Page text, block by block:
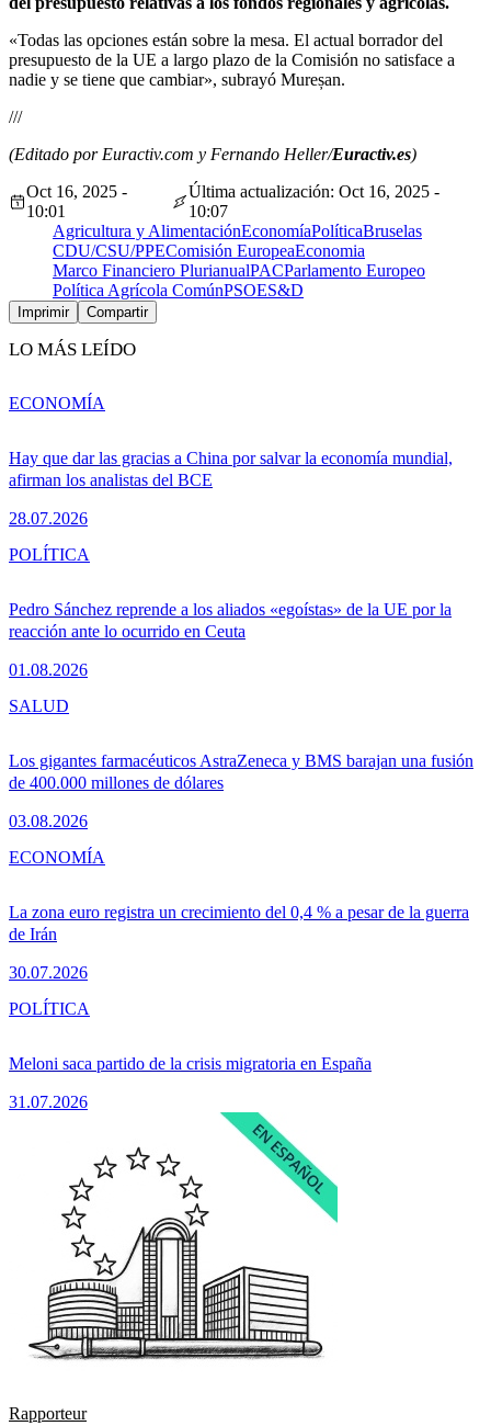
«Todas las opciones están sobre la mesa. El actual borrador del
presupuesto de la UE a largo plazo de la Comisión no satisface a
nadie y se tiene que cambiar», subrayó Mureșan.
///
(Editado por Euractiv.com y Fernando Heller/Euractiv.es)
Oct 16, 2025 -
10:01
Última actualización: Oct 16, 2025 -
10:07
Agricultura y AlimentaciónEconomíaPolíticaBruselas
CDU/CSU/PPEComisión EuropeaEconomia
Marco Financiero PlurianualPACParlamento Europeo
Política Agrícola ComúnPSOES&D
Imprimir Compartir
LO MÁS LEÍDO
Hay que dar las gracias a China por salvar la economía mundial,
afirman los analistas del BCE
28.07.2026
ECONOMÍA
Pedro Sánchez reprende a los aliados «egoístas» de la UE por la
reacción ante lo ocurrido en Ceuta
01.08.2026
POLÍTICA
Los gigantes farmacéuticos AstraZeneca y BMS barajan una fusión
de 400.000 millones de dólares
03.08.2026
SALUD
La zona euro registra un crecimiento del 0,4 % a pesar de la guerra
de Irán
30.07.2026
ECONOMÍA
Meloni saca partido de la crisis migratoria en España
31.07.2026
POLÍTICA
Rapporteur